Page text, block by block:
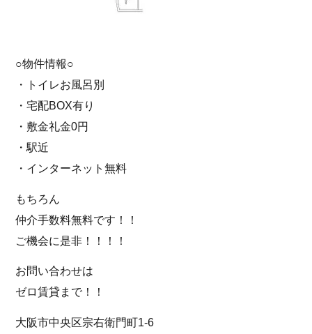
○物件情報○
・トイレお風呂別
・宅配BOX有り
・敷金礼金0円
・駅近
・インターネット無料
もちろん
仲介手数料無料です！！
ご機会に是非！！！！
お問い合わせは
ゼロ賃貸まで！！
大阪市中央区宗右衛門町1-6